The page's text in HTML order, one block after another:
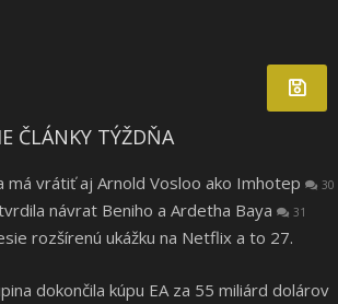
ČLÁNKY TÝŽDŇA
má vrátiť aj Arnold Vosloo ako Imhotep 30
návrat Beniho a Ardetha Baya 31
rozšírenú ukážku na Netflix a to 27.
dokončila kúpu EA za 55 miliárd dolárov